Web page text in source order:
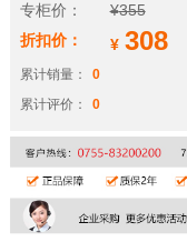
专柜价：
折扣价：
¥355
¥ 308
累计销量：
0
累计评价：
0